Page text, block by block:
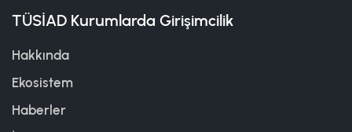
TÜSİAD Kurumlarda Girişimcilik
Hakkında
Ekosistem
Haberler